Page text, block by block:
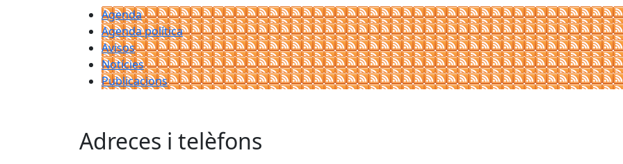
Agenda
Agenda política
Avisos
Notícies
Publicacions
Adreces i telèfons